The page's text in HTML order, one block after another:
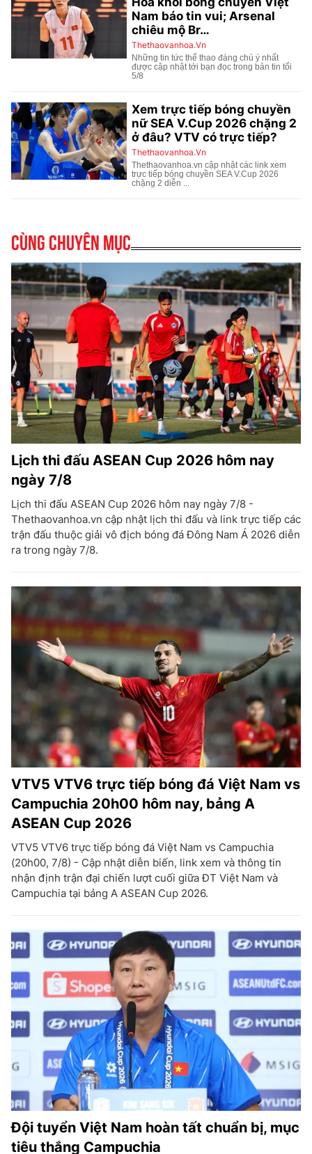
Cùng chuyên mục
Lịch thi đấu ASEAN Cup 2026 hôm nay
ngày 7/8
Lịch thi đấu ASEAN Cup 2026 hôm nay ngày 7/8 -
Thethaovanhoa.vn cập nhật lịch thi đấu và link trực tiếp các
trận đấu thuộc giải vô địch bóng đá Đông Nam Á 2026 diễn
ra trong ngày 7/8.
VTV5 VTV6 trực tiếp bóng đá Việt Nam vs
Campuchia 20h00 hôm nay, bảng A
ASEAN Cup 2026
VTV5 VTV6 trực tiếp bóng đá Việt Nam vs Campuchia
(20h00, 7/8) - Cập nhật diễn biến, link xem và thông tin
nhận định trận đại chiến lượt cuối giữa ĐT Việt Nam và
Campuchia tại bảng A ASEAN Cup 2026.
Đội tuyển Việt Nam hoàn tất chuẩn bị, mục
tiêu thắng Campuchia